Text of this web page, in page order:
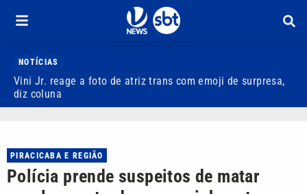
NOTÍCIAS
Vini Jr. reage a foto de atriz trans com emoji de surpresa,
diz coluna
PIRACICABA E REGIÃO
Polícia prende suspeitos de matar